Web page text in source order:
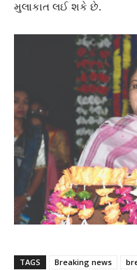
મુલાકાત લઈ શકે છે.
TAGS Breaking news